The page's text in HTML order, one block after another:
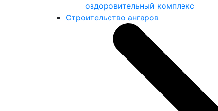
оздоровительный комплекс
Строительство ангаров